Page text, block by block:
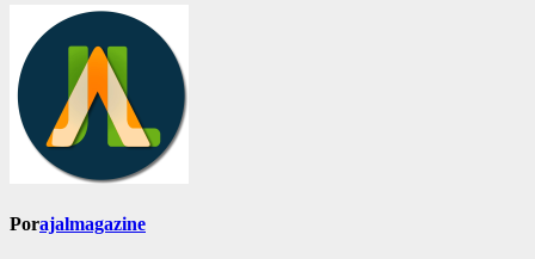
Porajalmagazine